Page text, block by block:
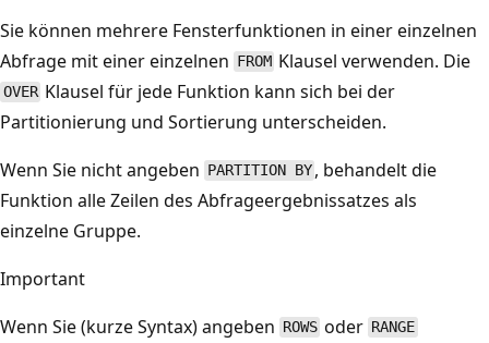
Sie können mehrere Fensterfunktionen in einer einzelnen
Abfrage mit einer einzelnen FROM Klausel verwenden. Die
OVER Klausel für jede Funktion kann sich bei der
Partitionierung und Sortierung unterscheiden.
Wenn Sie nicht angeben PARTITION BY , behandelt die
Funktion alle Zeilen des Abfrageergebnissatzes als
einzelne Gruppe.
Important
Wenn Sie (kurze Syntax) angeben ROWS oder RANGE